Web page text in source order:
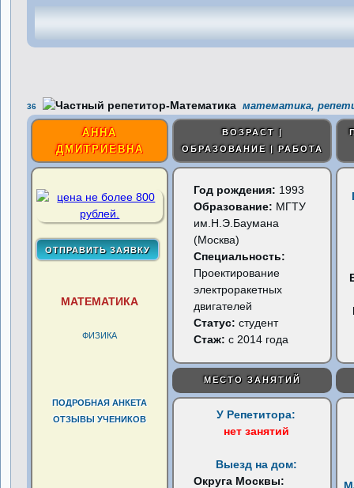
36 математика,
АННА
ДМИТРИЕВНА
ВОЗРАСТ |
ОБРАЗОВАНИЕ | РАБОТА
МАТЕМАТИКА
ФИЗИКА
ПОДРОБНАЯ АНКЕТА
ОТЗЫВЫ УЧЕНИКОВ
Год рождения: 1993
Образование: МГТУ
им.Н.Э.Баумана
(Москва)
Специальность:
Проектирование
электроракетных
двигателей
Статус:студент
Стаж: с 2014 года
МЕСТО ЗАНЯТИЙ
У Репетитора:
нет занятий
Выезд на дом:
Округа Москвы: